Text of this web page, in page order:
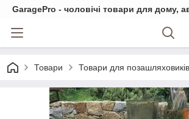
GaragePro - чоловічі товари для дому,
Товари Товари для позашляховиків